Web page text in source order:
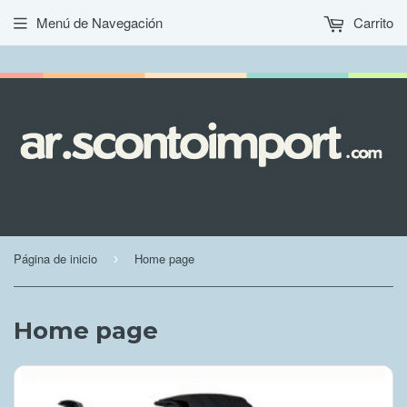
Menú de Navegación Carrito
Página de inicio › Home page
Home page